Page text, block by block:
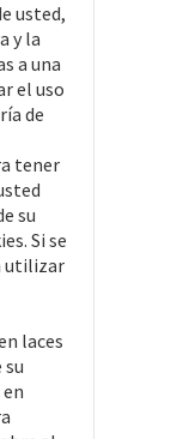
usted,
y la
a una
el uso
de
tener
su
Si se
utilizar
laces